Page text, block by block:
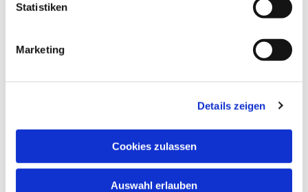
Statistiken
Marketing
Details zeigen
Cookies zulassen
Auswahl erlauben
Dies könnte Sie auch interessieren